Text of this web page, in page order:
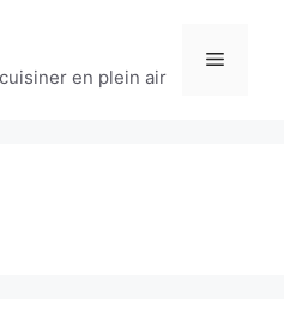
en plein air
Menu